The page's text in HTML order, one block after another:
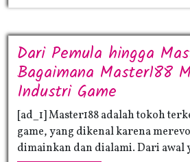
Dari Pemula hingga
Bagaimana Master188
Industri Game
Pemula
hingga
Master:
[ad_1] Master188 adalah tokoh
game, yang dikenal karena
dimainkan dan dialami. Dari awal